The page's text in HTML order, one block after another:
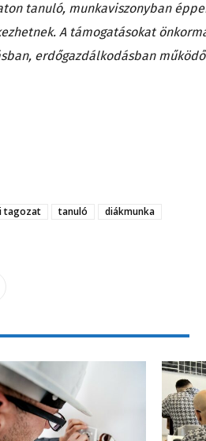
tanuló, munkaviszonyban
A támogatásokat
erdőgazdálkodásban
tagozat tanuló diákmunka